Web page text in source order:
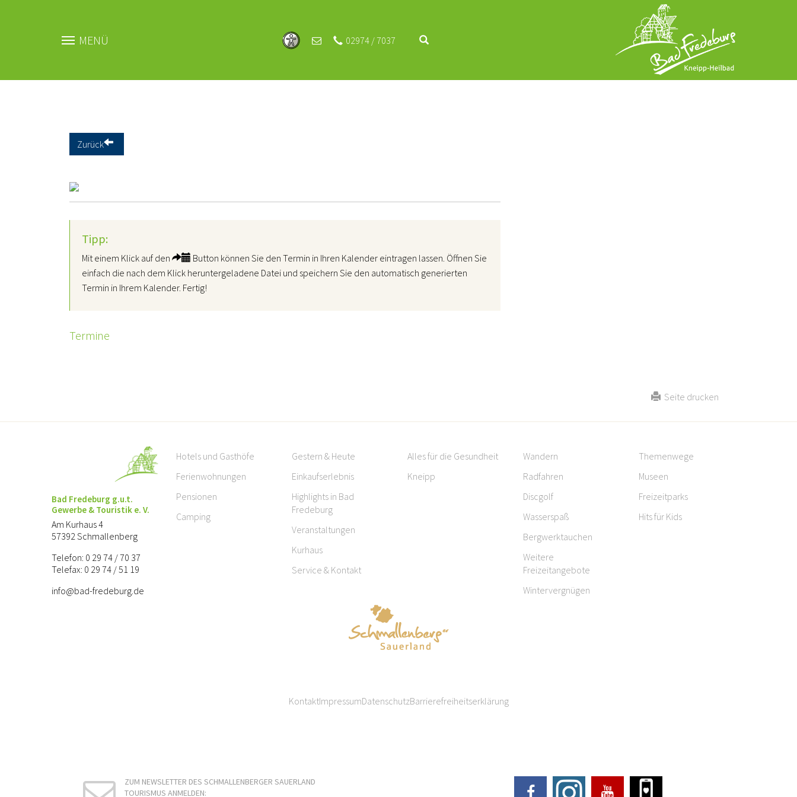
MENÜ 02974 / 7037
Zurück
Tipp:
Mit einem Klick auf den
Button können Sie den Termin in Ihren Kalender eintragen lassen. Öffnen Sie
einfach die nach dem Klick heruntergeladene Datei und speichern Sie den automatisch generierten
Termin in Ihrem Kalender. Fertig!
Termine
Seite drucken
Bad Fredeburg g.u.t.
Gewerbe & Touristik e. V.
Am Kurhaus 4
57392 Schmallenberg
Telefon: 0 29 74 / 70 37
Telefax: 0 29 74 / 51 19
info@bad-fredeburg.de
Hotels und Gasthöfe
Ferienwohnungen
Pensionen
Camping
Gestern & Heute
Einkaufserlebnis
Highlights in Bad
Fredeburg
Veranstaltungen
Kurhaus
Service & Kontakt
Alles für die Gesundheit
Kneipp
Wandern
Radfahren
Discgolf
Wasserspaß
Bergwerktauchen
Weitere
Freizeitangebote
Wintervergnügen
Themenwege
Museen
Freizeitparks
Hits für Kids
KontaktImpressumDatenschutzBarrierefreiheitserklärung
ZUM NEWSLETTER DES SCHMALLENBERGER SAUERLAND
TOURISMUS ANMELDEN: